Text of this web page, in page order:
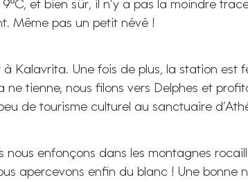
et bien sûr, il n’y a pas la moindre
Même pas un petit névé !
à Kalavrita. Une fois de plus, la station est
ne tienne, nous filons vers Delphes et
de tourisme culturel au sanctuaire
nous enfonçons dans les montagnes
apercevons enfin du blanc ! Une bonne